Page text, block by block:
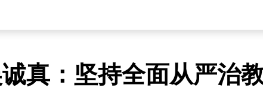
真：坚持全面从严治